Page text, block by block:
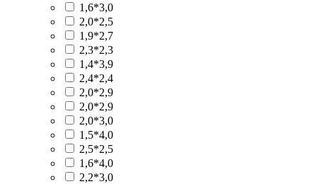
1,6*3,0
2,0*2,5
1,9*2,7
2,3*2,3
1,4*3,9
2,4*2,4
2,0*2,9
2,0*2,9
2,0*3,0
1,5*4,0
2,5*2,5
1,6*4,0
2,2*3,0